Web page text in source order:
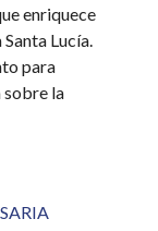
enriquece
Lucía.
para
sobre la